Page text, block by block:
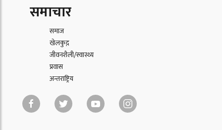
समाचार
समाज
खेलकुद़़
जीवनशैली/स्वास्थ्य
प्रवास
अन्तराष्ट्रिय